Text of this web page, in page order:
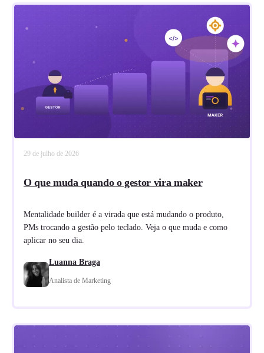
29 de julho de 2026
O que muda quando o gestor vira maker
Mentalidade builder é a virada que está mudando o produto,
PMs trocando a gestão pelo teclado. Veja o que muda e como
aplicar no seu dia.
Luanna Braga
Analista de Marketing